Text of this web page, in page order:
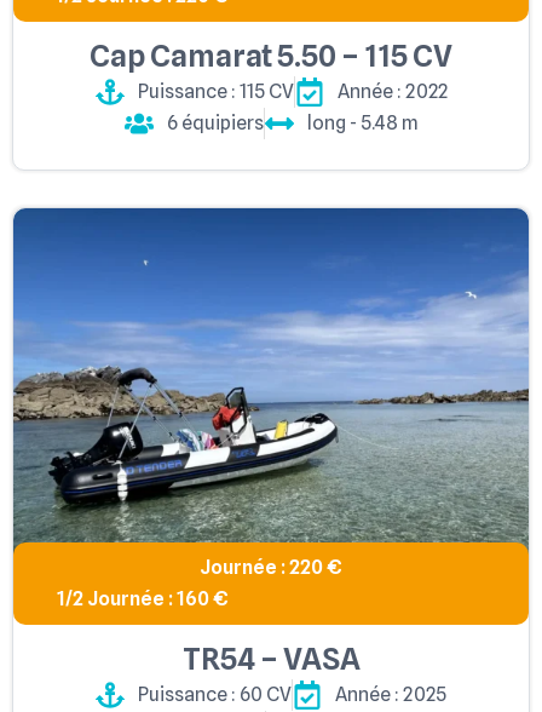
Cap Camarat 5.50 – 115 CV
Puissance : 115 CV
Année : 2022
6 équipiers
long - 5.48 m
Journée : 220 €
1/2 Journée : 160 €
TR54 – VASA
Puissance : 60 CV
Année : 2025